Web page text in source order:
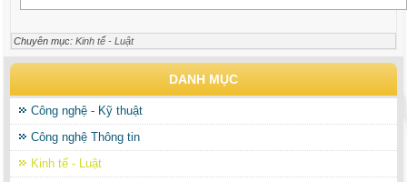
Chuyên mục:Kinh tế - Luật
DANH MỤC
Công nghệ - Kỹ thuật
Công nghệ Thông tin
Kinh tế - Luật